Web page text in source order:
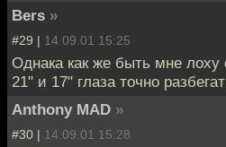
Bers »
#29 | 14.09.01 15:25
Однака как же быть мне
21" и 17" глаза точно
Anthony MAD »
#30 | 14.09.01 15:28